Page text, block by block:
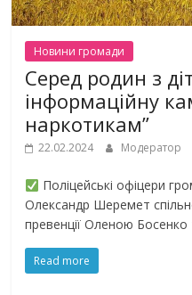
Новини громади
Серед родин з
інформаційну
наркотикам”
22.02.2024 Модератор
Поліцейські офіцери
Олександр Шеремет
превенції Оленою
Read more